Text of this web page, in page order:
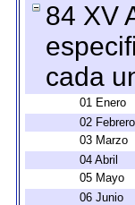
84 XV
cada
01 Enero
02 Febrero
03 Marzo
04 Abril
05 Mayo
06 Junio